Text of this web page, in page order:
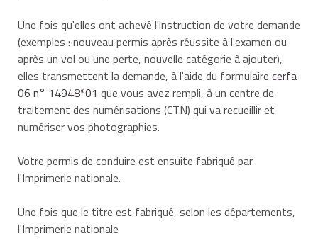
Une fois qu'elles ont achevé l'instruction de votre demande
(exemples : nouveau permis après réussite à l'examen ou
après un vol ou une perte, nouvelle catégorie à ajouter),
elles transmettent la demande, à l'aide du formulaire cerfa
06 n° 14948*01 que vous avez rempli, à un centre de
traitement des numérisations (CTN) qui va recueillir et
numériser vos photographies.
Votre permis de conduire est ensuite fabriqué par
l'Imprimerie nationale.
Une fois que le titre est fabriqué, selon les départements,
l'Imprimerie nationale